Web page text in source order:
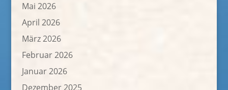
Mai 2026
April 2026
März 2026
Februar 2026
Januar 2026
Dezember 2025